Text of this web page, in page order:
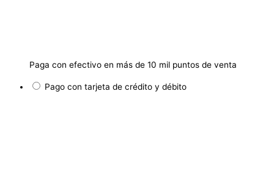
Paga con efectivo en más de 10 mil puntos de venta
Pago con tarjeta de crédito y débito